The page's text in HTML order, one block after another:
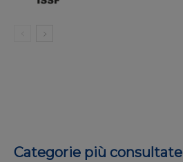
Categorie più consultate